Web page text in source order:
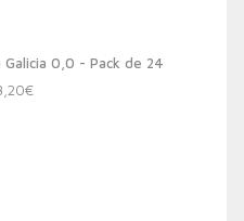
Galicia 0,0 - Pack de 24
€